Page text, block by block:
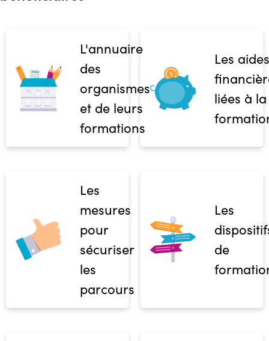
L'annuaire
des
organismes
et de leurs
formations
Les aides
liées à la
Les
mesures
pour
sécuriser
les
parcours
Les
de